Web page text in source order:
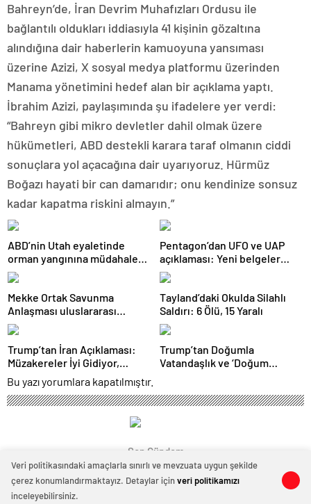
0 0
Bahreyn’de, İran Devrim Muhafızları Ordusu ile
bağlantılı oldukları iddiasıyla 41 kişinin gözaltına
alındığına dair haberlerin kamuoyuna yansıması
üzerine Azizi, X sosyal medya platformu üzerinden
Manama yönetimini hedef alan bir açıklama yaptı.
İbrahim Azizi, paylaşımında şu ifadelere yer verdi:
“Bahreyn gibi mikro devletler dahil olmak üzere
hükümetleri, ABD destekli karara taraf olmanın ciddi
sonuçlara yol açacağına dair uyarıyoruz. Hürmüz
Boğazı hayati bir can damarıdır; onu kendinize sonsuz
kadar kapatma riskini almayın.”
ABD’nin Utah eyaletinde
orman yangınına müdahale
eden helikopter düştü
Pentagon’dan UFO ve UAP
açıklaması: Yeni belgeler
kamuoyuyla paylaşıldı
Mekke Ortak Savunma
Anlaşması uluslararası
basında geniş yankı uyandırdı
Tayland’daki Okulda Silahlı
Saldırı: 6 Ölü, 15 Yaralı
Trump’tan İran Açıklaması:
Müzakereler İyi Gidiyor,
Anlaşma Sağlanabilir
Trump’tan Doğumla
Vatandaşlık ve ‘Doğum
Bu yazı yorumlara kapatılmıştır.
Son Gündem
Veri politikasındaki amaçlarla sınırlı ve mevzuata uygun şekilde
çerez konumlandırmaktayız. Detaylar içinveri politikamızı
inceleyebilirsiniz.